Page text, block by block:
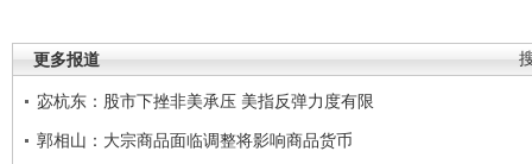
更多报道
宓杭东：股市下挫非美承压 美指反弹力度有限
郭相山：大宗商品面临调整将影响商品货币